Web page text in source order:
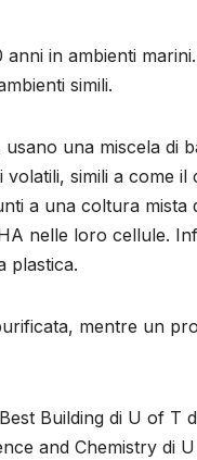
in ambienti
simili.
una miscela di
simili a come il
a una coltura mista
nelle loro cellule.
plastica.
mentre un
Building di U of T
and Chemistry di